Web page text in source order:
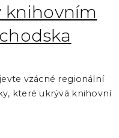
knihovním
vzácné regionální
které ukrývá knihovní